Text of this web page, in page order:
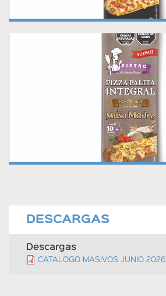
PALITA INTEGRAL
Pizza individual palita integral muzzarella con
DESCARGAS
Descargas
CATALOGO MASIVOS JUNIO